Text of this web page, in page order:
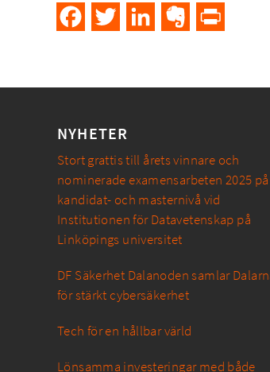
FacebookTwitter LinkedInEvernote
NYHETER
Stort grattis till årets vinnare och
nominerade examensarbeten 2025 på
kandidat- och masternivå vid
Institutionen för Datavetenskap på
Linköpings universitet
DF Säkerhet Dalanoden samlar
för stärkt cybersäkerhet
Tech för en hållbar värld
Lönsamma investeringar med både